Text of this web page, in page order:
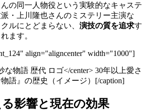
の同一人物役という実験的なキャステ
・上川隆也さんのミステリー主演な
ルにとどまらない、 演技の質を追求す
ます。
align="aligncenter" width="1000"]
</center> 30年以上愛さ
語』の歴史（イメージ）[/caption]
影響と現在の効果